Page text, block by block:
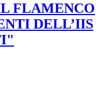
FLAMENCO
DELL’IIS